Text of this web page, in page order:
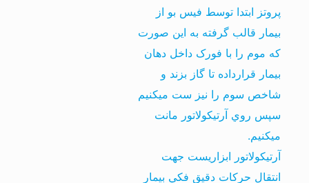
پروتز ابتدا توسط فيس بو از
بيمار قالب گرفته به اين صورت
که موم را با فورک داخل دهان
بيمار قرارداده تا گاز بزند و
شاخص سوم را نيز ست ميکنيم
سپس روي آرتيکولاتور مانت
ميکنيم.
آرتيکولاتور ابزاريست جهت
انتقال حرکات دقيق فکي بيمار